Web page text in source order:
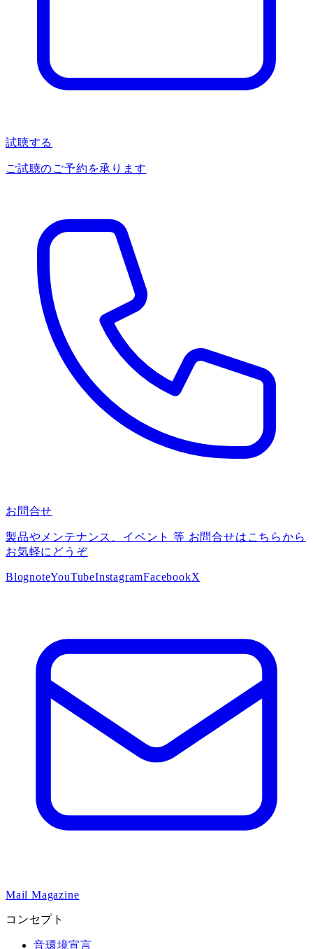
試聴する
ご試聴のご予約を承ります
お問合せ
製品やメンテナンス、イベント 等 お問合せはこちらから
お気軽にどうぞ
BlognoteYouTubeInstagramFacebookX
Mail Magazine
コンセプト
音環境宣言